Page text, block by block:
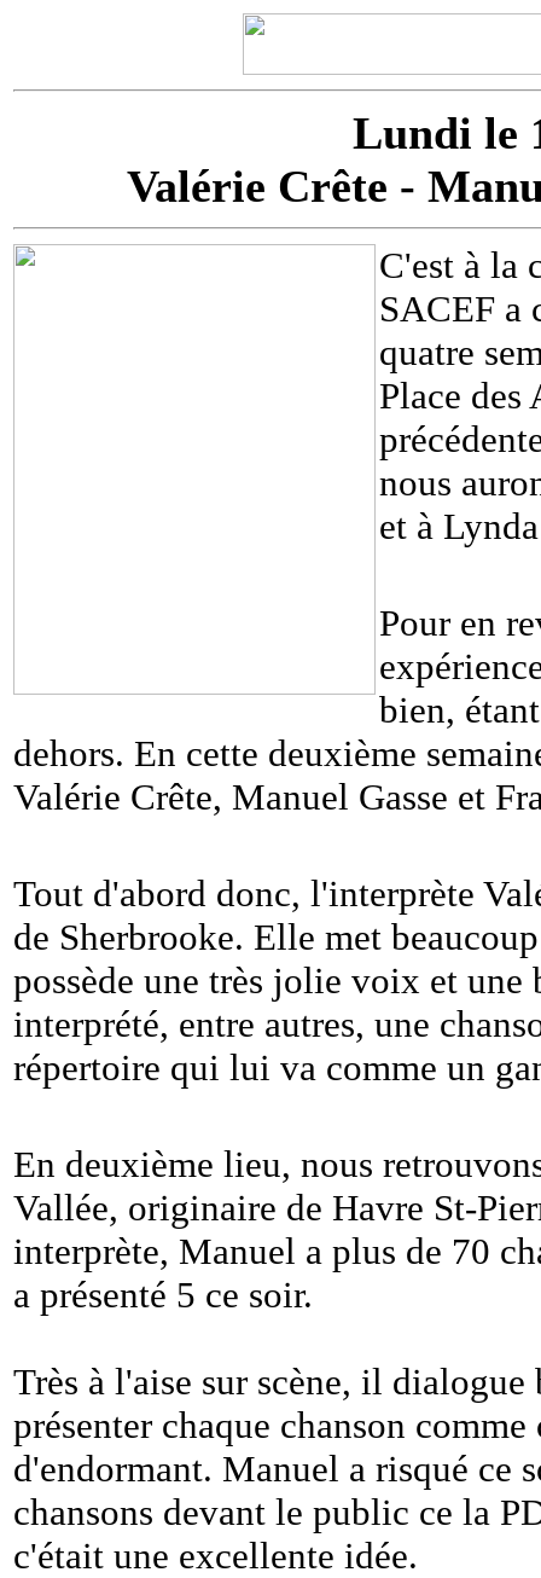
Lundi le
Valérie Crête -
C'est à la
SACEF a
quatre
Place
nous
et à
Pour en
bien,
dehors. En cette deuxième
Valérie Crête, Manuel Gasse et
Tout d'abord donc, l'interprète
de Sherbrooke. Elle met
possède une très jolie voix et une
interprété, entre autres, une
répertoire qui lui va comme un
En deuxième lieu, nous
Vallée, originaire de Havre St-
interprète, Manuel a plus de 70
a présenté 5 ce soir.
Très à l'aise sur scène, il
présenter chaque chanson
d'endormant. Manuel a risqué ce
chansons devant le public ce la
c'était une excellente idée.